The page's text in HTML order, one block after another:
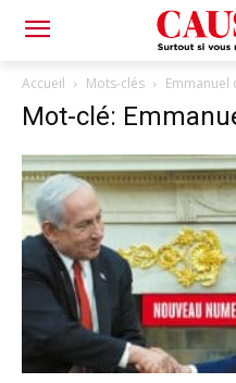
Accueil Mots-clés Emmanuel
Mot-clé: